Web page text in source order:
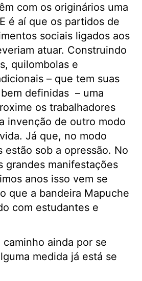
com os originários uma
é aí que os partidos de
sociais ligados aos
atuar. Construindo
quilombolas e
– que tem suas
definidas – uma
os trabalhadores
invenção de outro modo
Já que, no modo
estão sob a opressão. No
grandes manifestações
anos isso vem se
que a bandeira Mapuche
com estudantes e
ainda por se
medida já está se